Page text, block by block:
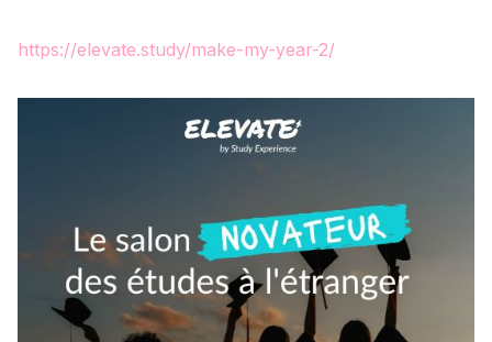
https://elevate.study/make-my-year-2/